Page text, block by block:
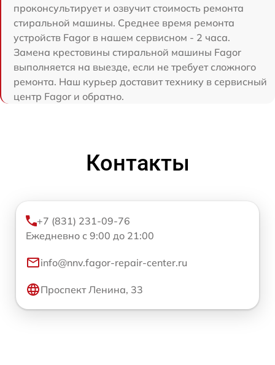
проконсультирует и озвучит стоимость ремонта
стиральной машины. Среднее время ремонта
устройств Fagor в нашем сервисном - 2 часа.
Замена крестовины стиральной машины Fagor
выполняется на выезде, если не требует сложного
ремонта. Наш курьер доставит технику в сервисный
центр Fagor и обратно.
Контакты
+7 (831) 231-09-76
Ежедневно с 9:00 до 21:00
info@nnv.fagor-repair-center.ru
Проспект Ленина, 33